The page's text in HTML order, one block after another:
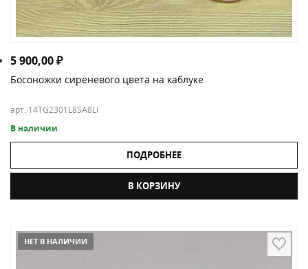
5 900,00₽
Босоножки сиреневого цвета на каблуке
арт. 14TG2301L8SA8LI
В наличии
ПОДРОБНЕЕ
В КОРЗИНУ
НЕТ В НАЛИЧИИ